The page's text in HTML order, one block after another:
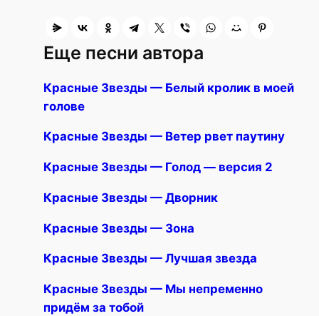
Еще песни автора
Красные Звезды — Белый кролик в моей
голове
Красные Звезды — Ветер рвет паутину
Красные Звезды — Голод — версия 2
Красные Звезды — Дворник
Красные Звезды — Зона
Красные Звезды — Лучшая звезда
Красные Звезды — Мы непременно
придём за тобой